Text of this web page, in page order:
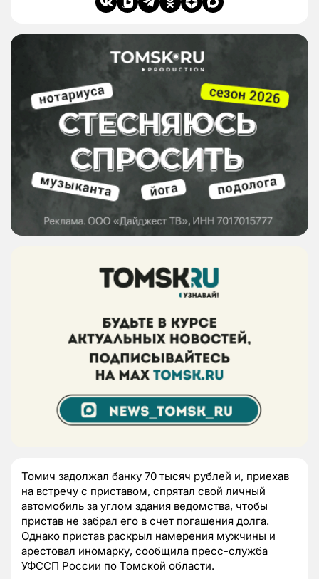
Томич задолжал банку 70 тысяч рублей и, приехав
на встречу с приставом, спрятал свой личный
автомобиль за углом здания ведомства, чтобы
пристав не забрал его в счет погашения долга.
Однако пристав раскрыл намерения мужчины и
арестовал иномарку, сообщила пресс-служба
УФССП России по Томской области.